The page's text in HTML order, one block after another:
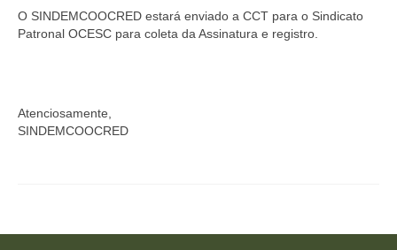
O SINDEMCOOCRED estará enviado a CCT para o Sindicato
Patronal OCESC para coleta da Assinatura e registro.
Atenciosamente,
SINDEMCOOCRED